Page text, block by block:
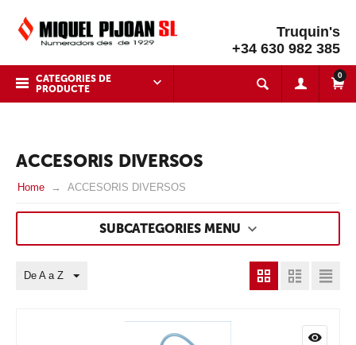
Truquin's
+34 630 982 385
CATEGORIES DE
PRODUCTE
0
ACCESORIS DIVERSOS
Home ACCESORIS DIVERSOS
SUBCATEGORIES MENU
De A a Z